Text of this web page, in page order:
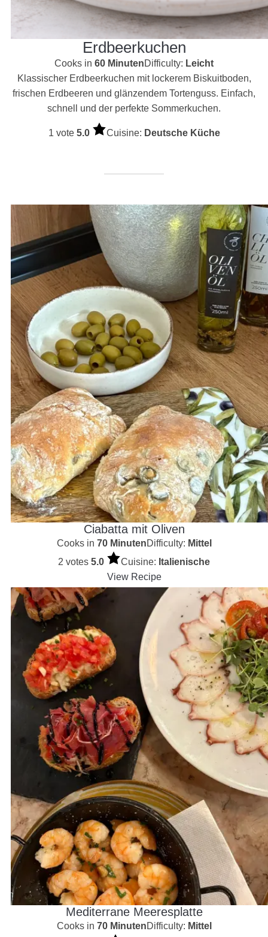
Erdbeerkuchen
Cooks in 60 MinutenDifficulty: Leicht
Klassischer Erdbeerkuchen mit lockerem Biskuitboden,
frischen Erdbeeren und glänzendem Tortenguss. Einfach,
schnell und der perfekte Sommerkuchen.
1 vote 5.0 Cuisine: Deutsche Küche
Ciabatta mit Oliven
Cooks in 70 MinutenDifficulty: Mittel
2 votes 5.0 Cuisine: Italienische
View Recipe
Mediterrane Meeresplatte
Cooks in 70 MinutenDifficulty: Mittel